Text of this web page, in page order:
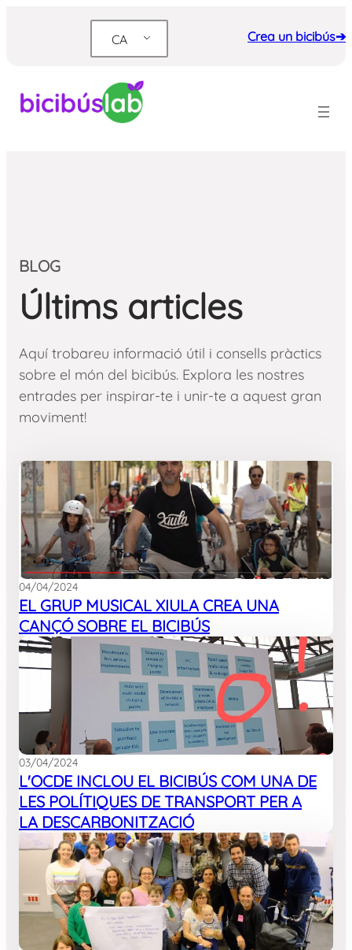
CA Crea un bicibús➔
BLOG
Últims articles
Aquí trobareu informació útil i consells pràctics
sobre el món del bicibús. Explora les nostres
entrades per inspirar-te i unir-te a aquest gran
moviment!
04/04/2024
EL GRUP MUSICAL XIULA CREA UNA
CANÇÓ SOBRE EL BICIBÚS
03/04/2024
L'OCDE INCLOU EL BICIBÚS COM UNA DE
LES POLÍTIQUES DE TRANSPORT PER A
LA DESCARBONITZACIÓ